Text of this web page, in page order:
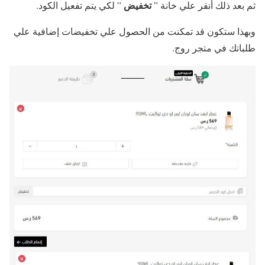
ثم بعد ذلك أنقر علي خانة ”تخفيض ” لكي يتم تفعيل الكود.
وبهذا ستكون قد تمكنت من الحصول علي تخفيضات إضافية علي
طلباتك في متجر روج.